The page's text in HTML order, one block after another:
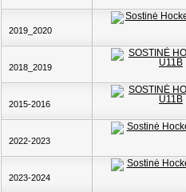
2019_2020
2018_2019
2015-2016
2022-2023
2023-2024